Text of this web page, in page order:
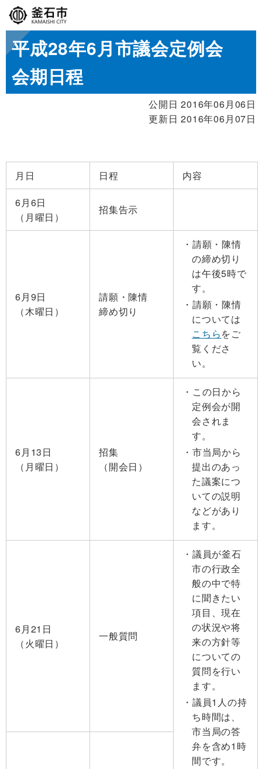
平成28年6月市議会定例会
会期日程
公開日 2016年06月06日
更新日 2016年06月07日
月日 日程
内容
6月6日
（月曜日）
招集告示
6月9日
（木曜日）
請願・陳情
締め切り
請願・陳情
の締め切り
は午後5時で
す。
請願・陳情
については
こちらをご
覧くださ
い。
6月13日
（月曜日）
招集
（開会日）
この日から
定例会が開
会されま
す。
市当局から
提出のあっ
た議案につ
いての説明
などがあり
ます。
6月21日
（火曜日）
一般質問
議員が釜石
市の行政全
般の中で特
に聞きたい
項目、現在
の状況や将
来の方針等
についての
質問を行い
ます。
議員1人の持
ち時間は、
市当局の答
弁を含め1時
間です。